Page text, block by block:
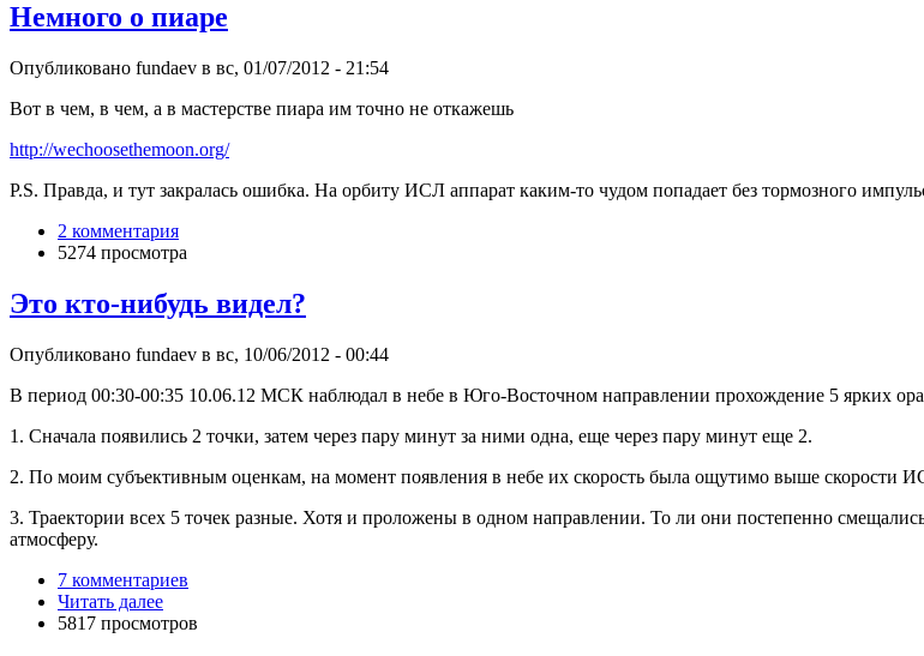
Немного о пиаре
Опубликовано fundaev в вс, 01/07/2012 - 21:54
Вот в чем, в чем, а в мастерстве пиара им точно не откажешь
http://wechoosethemoon.org/
P.S. Правда, и тут закралась ошибка. На орбиту ИСЛ аппарат каким-то чудом попадает без тормозного
2 комментария
5274 просмотра
Это кто-нибудь видел?
Опубликовано fundaev в вс, 10/06/2012 - 00:44
В период 00:30-00:35 10.06.12 МСК наблюдал в небе в Юго-Восточном направлении прохождение 5 ярких
1. Сначала появились 2 точки, затем через пару минут за ними одна, еще через пару минут еще 2.
2. По моим субъективным оценкам, на момент появления в небе их скорость была ощутимо выше скорости
3. Траектории всех 5 точек разные. Хотя и проложены в одном направлении. То ли они постепенно
атмосферу.
7 комментариев
Читать далее
5817 просмотров